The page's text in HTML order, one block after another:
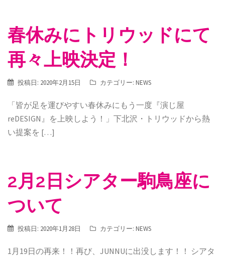
春休みにトリウッドにて
再々上映決定！
投稿日: 2020年2月15日 カテゴリー: NEWS
「皆が足を運びやすい春休みにもう一度『演じ屋
reDESIGN』を上映しよう！」下北沢・トリウッドから熱
い提案を […]
2月2日シアター駒鳥座に
ついて
投稿日: 2020年1月28日 カテゴリー: NEWS
1月19日の再来！！再び、JUNNUに出没します！！ シアタ